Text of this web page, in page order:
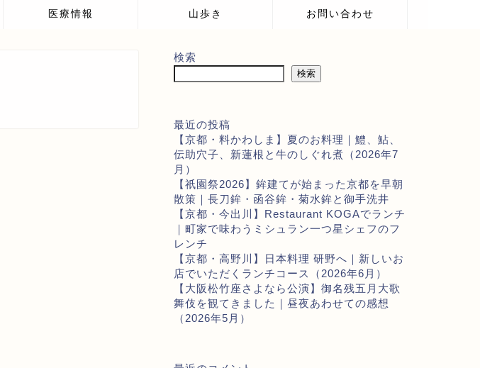
医療情報 山歩き お問い合わせ
検索
検索
最近の投稿
【京都・料かわしま】夏のお料理｜鱧、鮎、
伝助穴子、新蓮根と牛のしぐれ煮（2026年7
月）
【祇園祭2026】鉾建てが始まった京都を早朝
散策｜長刀鉾・函谷鉾・菊水鉾と御手洗井
【京都・今出川】Restaurant KOGAでランチ
｜町家で味わうミシュラン一つ星シェフのフ
レンチ
【京都・高野川】日本料理 研野へ｜新しいお
店でいただくランチコース（2026年6月）
【大阪松竹座さよなら公演】御名残五月大歌
舞伎を観てきました｜昼夜あわせての感想
（2026年5月）